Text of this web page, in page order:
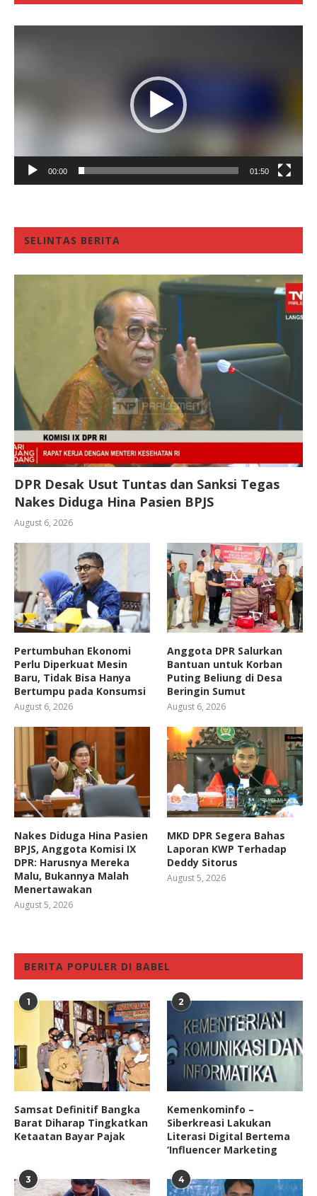
00:00 01:50
SELINTAS BERITA
DPR Desak Usut Tuntas dan Sanksi Tegas
Nakes Diduga Hina Pasien BPJS
August 6, 2026
Pertumbuhan Ekonomi
Perlu Diperkuat Mesin
Baru, Tidak Bisa Hanya
Bertumpu pada Konsumsi
August 6, 2026
Anggota DPR Salurkan
Bantuan untuk Korban
Puting Beliung di Desa
Beringin Sumut
August 6, 2026
Nakes Diduga Hina Pasien
BPJS, Anggota Komisi IX
DPR: Harusnya Mereka
Malu, Bukannya Malah
Menertawakan
August 5, 2026
MKD DPR Segera Bahas
Laporan KWP Terhadap
Deddy Sitorus
August 5, 2026
BERITA POPULER DI BABEL
1
Samsat Definitif Bangka
Barat Diharap Tingkatkan
Ketaatan Bayar Pajak
2
Kemenkominfo –
Siberkreasi Lakukan
Literasi Digital Bertema
‘Influencer Marketing
3 4